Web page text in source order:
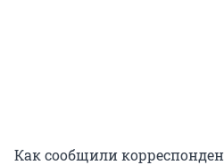
Как сообщили